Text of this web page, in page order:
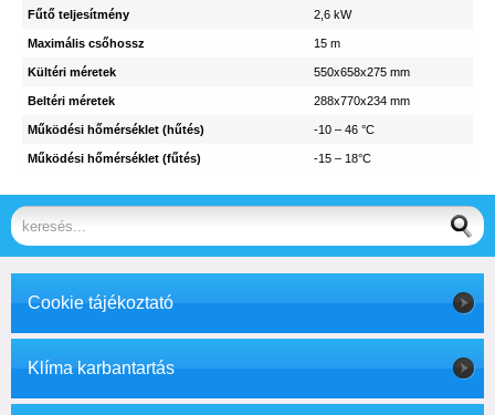
Fűtő teljesítmény 2,6 kW
Maximális csőhossz 15 m
Kültéri méretek 550x658x275 mm
Beltéri méretek 288x770x234 mm
Működési hőmérséklet (hűtés) -10 – 46 °C
Működési hőmérséklet (fűtés) -15 – 18°C
Cookie tájékoztató
Klíma karbantartás